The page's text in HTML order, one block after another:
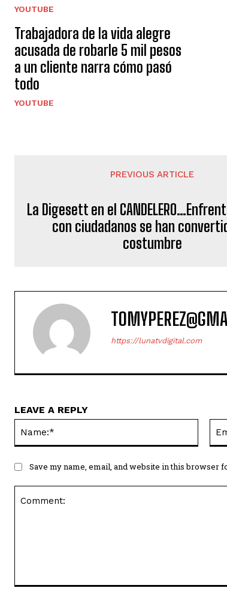
YOUTUBE
Trabajadora de la vida alegre
acusada de robarle 5 mil pesos
a un cliente narra cómo pasó
todo
YOUTUBE
PREVIOUS ARTICLE
La Digesett en el
con ciudadanos se han
costumbre
https://lunatvdigital.com
LEAVE A REPLY
Save my name, email, and website in this browser